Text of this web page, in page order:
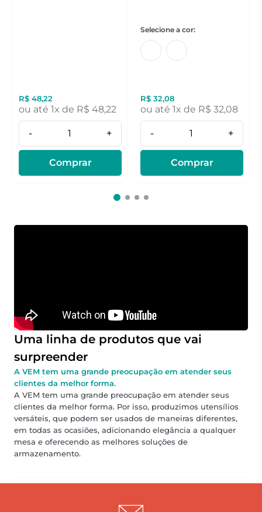
R$ 48,22
ou até 1x de R$ 48,22
- +
Comprar
R$ 32,08
ou até 1x de R$ 32,08
- +
Comprar
Uma linha de produtos que vai
surpreender
A VEM tem uma grande preocupação em atender seus
clientes da melhor forma.
A VEM tem uma grande preocupação em atender seus
clientes da melhor forma. Por isso, produzimos utensílios
versáteis, que podem ser usados de maneiras diferentes,
em todas as ocasiões, adicionando elegância a qualquer
mesa e oferecendo as melhores soluções de
armazenamento.